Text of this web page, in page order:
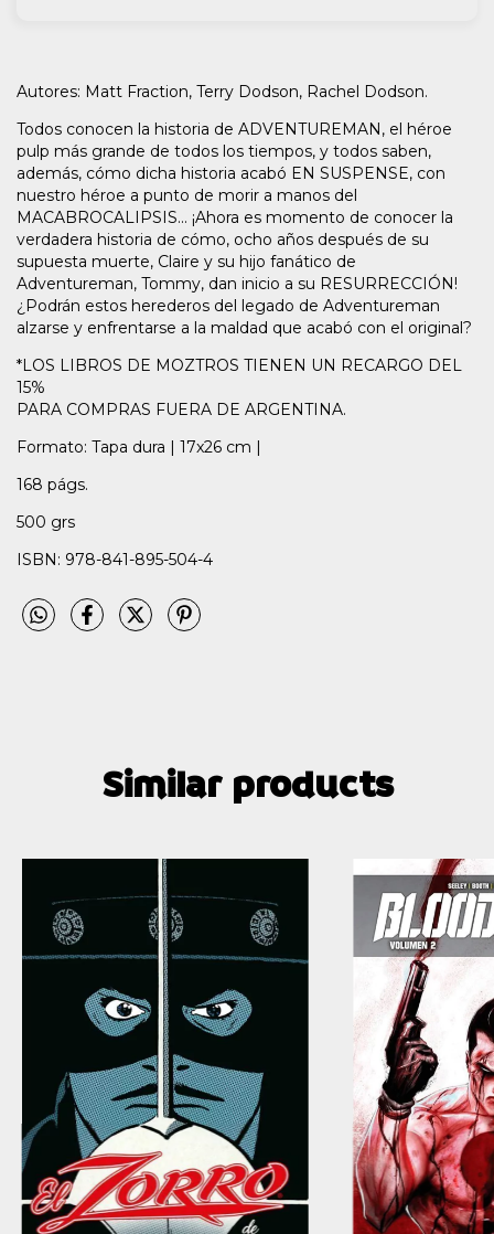
Autores: Matt Fraction, Terry Dodson, Rachel Dodson.
Todos conocen la historia de ADVENTUREMAN, el héroe
pulp más grande de todos los tiempos, y todos saben,
además, cómo dicha historia acabó EN SUSPENSE, con
nuestro héroe a punto de morir a manos del
MACABROCALIPSIS... ¡Ahora es momento de conocer la
verdadera historia de cómo, ocho años después de su
supuesta muerte, Claire y su hijo fanático de
Adventureman, Tommy, dan inicio a su RESURRECCIÓN!
¿Podrán estos herederos del legado de Adventureman
alzarse y enfrentarse a la maldad que acabó con el original?
*LOS LIBROS DE MOZTROS TIENEN UN RECARGO DEL
15%
PARA COMPRAS FUERA DE ARGENTINA.
Formato: Tapa dura | 17x26 cm |
168 págs.
500 grs
ISBN: 978-841-895-504-4
Similar products